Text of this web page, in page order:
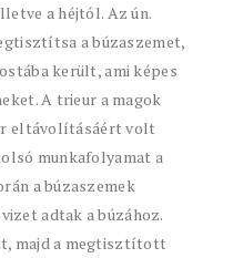
a héjtól. Az ún.
a búzaszemet,
került, ami képes
A trieur a magok
eltávolításáért volt
munkafolyamat a
a búzaszemek
adtak a búzához.
majd a megtisztított